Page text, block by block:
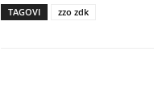
TAGOVI zzo zdk